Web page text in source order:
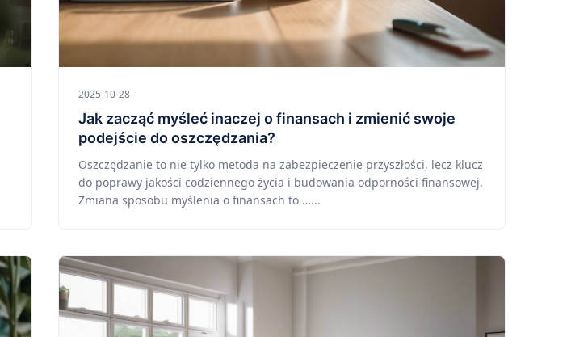
2025-10-28
Jak zacząć myśleć inaczej o finansach i zmienić swoje
podejście do oszczędzania?
Oszczędzanie to nie tylko metoda na zabezpieczenie przyszłości, lecz klucz
do poprawy jakości codziennego życia i budowania odporności finansowej.
Zmiana sposobu myślenia o finansach to …...